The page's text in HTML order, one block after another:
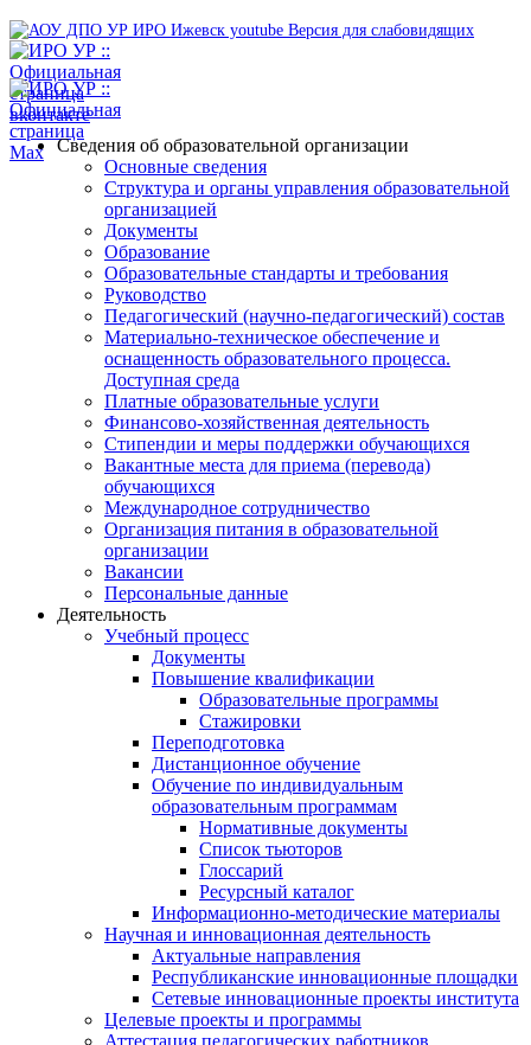
Версия для слабовидящих
Сведения об образовательной организации
Основные сведения
Структура и органы управления образовательной
организацией
Документы
Образование
Образовательные стандарты и требования
Руководство
Педагогический (научно-педагогический) состав
Материально-техническое обеспечение и
оснащенность образовательного процесса.
Доступная среда
Платные образовательные услуги
Финансово-хозяйственная деятельность
Стипендии и меры поддержки обучающихся
Вакантные места для приема (перевода)
обучающихся
Международное сотрудничество
Организация питания в образовательной
организации
Вакансии
Персональные данные
Деятельность
Учебный процесс
Документы
Повышение квалификации
Образовательные программы
Стажировки
Переподготовка
Дистанционное обучение
Обучение по индивидуальным
образовательным программам
Нормативные документы
Список тьюторов
Глоссарий
Ресурсный каталог
Информационно-методические материалы
Научная и инновационная деятельность
Актуальные направления
Республиканские инновационные площадки
Сетевые инновационные проекты института
Целевые проекты и программы
Аттестация педагогических работников